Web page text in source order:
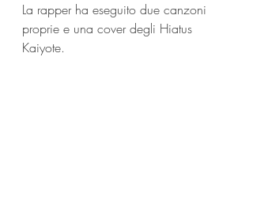
La rapper ha eseguito due canzoni
proprie e una cover degli Hiatus
Kaiyote.